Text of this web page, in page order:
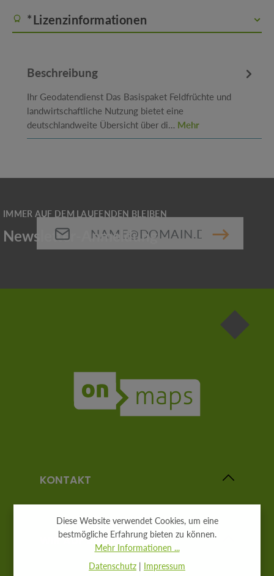
*Lizenzinformationen
Beschreibung
Ihr Geodatendienst Das Basispaket Feldfrüchte und
landwirtschaftliche Nutzung bietet eine
deutschlandweite Übersicht über di… Mehr
Pflichtfelder.
KONTAKT
WIR AUF SOCIAL MEDIA
Diese Website verwendet Cookies, um eine
bestmögliche Erfahrung bieten zu können.
Mehr Informationen ...
Datenschutz | Impressum